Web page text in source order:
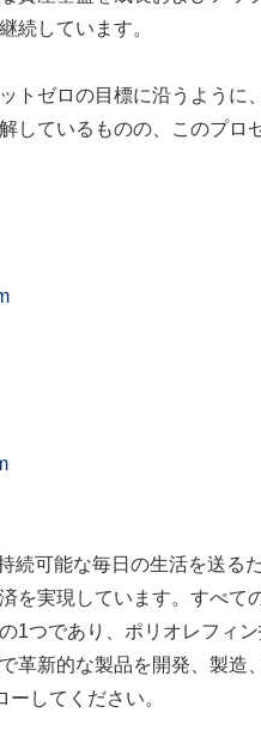
続しています。
トゼロの目標に沿うよう
しているものの、このプロ
続可能な毎日の生活を送
を実現しています。すべ
1つであり、ポリオレフィ
革新的な製品を開発、製造
してください。